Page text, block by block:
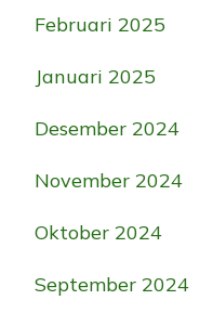
Februari 2025
Januari 2025
Desember 2024
November 2024
Oktober 2024
September 2024